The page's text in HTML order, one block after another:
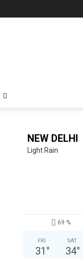
NEW DELHI
Light Rain
69 %
FRI
31 °
SAT
34°